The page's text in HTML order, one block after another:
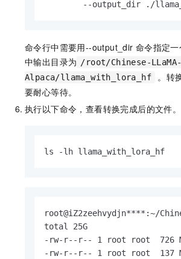
--output_dir ./
命令行中需要用--output_dir 命令指定
中输出目录为 /root/Chinese-LLaMA-
Alpaca/llama_with_lora_hf
。转
要耐心等待。
执行以下命令，查看转换完成后的文件。
ls -lh llama_with_lora_hf
root@iZ2zeehvydjn****:~/
total 25G
-rw-r--r-- 1 root root  726
-rw-r--r-- 1 root root  137